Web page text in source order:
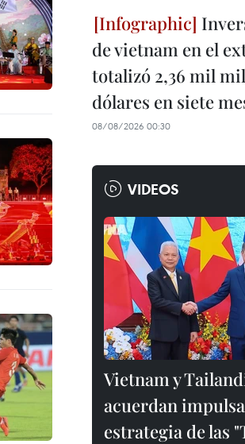
de vietnam en el
totalizó 2,36 mil
dólares en siete
08/08/2026 00:30
VIDEOS
Vietnam y
acuerdan
estrategia de las